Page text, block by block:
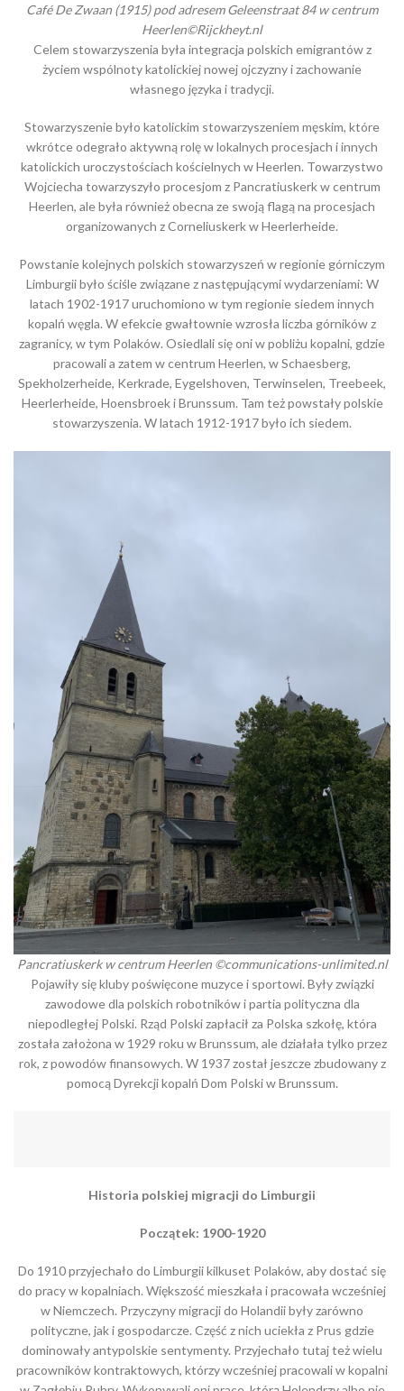
Café De Zwaan (1915) pod adresem Geleenstraat 84 w centrum
Heerlen©Rijckheyt.nl
Celem stowarzyszenia była integracja polskich emigrantów z
życiem wspólnoty katolickiej nowej ojczyzny i zachowanie
własnego języka i tradycji.
Stowarzyszenie było katolickim stowarzyszeniem męskim, które
wkrótce odegrało aktywną rolę w lokalnych procesjach i innych
katolickich uroczystościach kościelnych w Heerlen. Towarzystwo
Wojciecha towarzyszyło procesjom z Pancratiuskerk w centrum
Heerlen, ale była również obecna ze swoją flagą na procesjach
organizowanych z Corneliuskerk w Heerlerheide.
Powstanie kolejnych polskich stowarzyszeń w regionie górniczym
Limburgii było ściśle związane z następującymi wydarzeniami: W
latach 1902-1917 uruchomiono w tym regionie siedem innych
kopalń węgla. W efekcie gwałtownie wzrosła liczba górników z
zagranicy, w tym Polaków. Osiedlali się oni w pobliżu kopalni, gdzie
pracowali a zatem w centrum Heerlen, w Schaesberg,
Spekholzerheide, Kerkrade, Eygelshoven, Terwinselen, Treebeek,
Heerlerheide, Hoensbroek i Brunssum. Tam też powstały polskie
stowarzyszenia. W latach 1912-1917 było ich siedem.
Pancratiuskerk w centrum Heerlen ©communications-unlimited.nl
Pojawiły się kluby poświęcone muzyce i sportowi. Były związki
zawodowe dla polskich robotników i partia polityczna dla
niepodległej Polski. Rząd Polski zapłacił za Polska szkołę, która
została założona w 1929 roku w Brunssum, ale działała tylko przez
rok, z powodów finansowych. W 1937 został jeszcze zbudowany z
pomocą Dyrekcji kopalń Dom Polski w Brunssum.
Historia polskiej migracji do Limburgii
Początek: 1900-1920
Do 1910 przyjechało do Limburgii kilkuset Polaków, aby dostać się
do pracy w kopalniach. Większość mieszkała i pracowała wcześniej
w Niemczech. Przyczyny migracji do Holandii były zarówno
polityczne, jak i gospodarcze. Część z nich uciekła z Prus gdzie
dominowały antypolskie sentymenty. Przyjechało tutaj też wielu
pracowników kontraktowych, którzy wcześniej pracowali w kopalni